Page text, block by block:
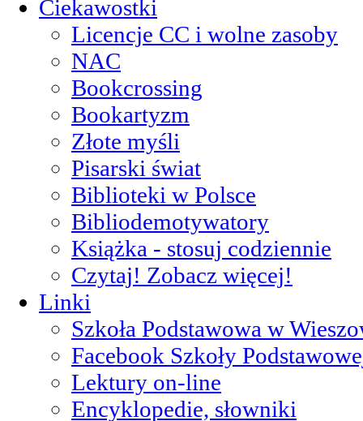
Ciekawostki
Licencje CC i wolne zasoby
NAC
Bookcrossing
Bookartyzm
Złote myśli
Pisarski świat
Biblioteki w Polsce
Bibliodemotywatory
Książka - stosuj codziennie
Czytaj! Zobacz więcej!
Linki
Szkoła Podstawowa w
Facebook Szkoły
Lektury on-line
Encyklopedie, słowniki